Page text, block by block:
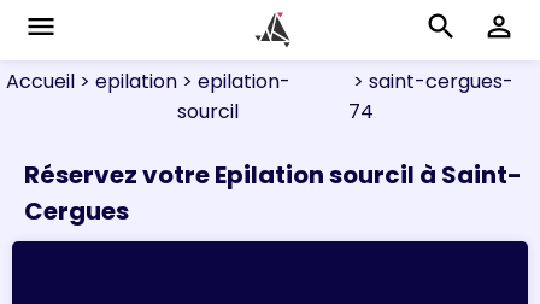
menu search perm_identity
Accueil > epilation > epilation-
sourcil
> saint-cergues-
74
Réservez votre Epilation sourcil à Saint-
Cergues